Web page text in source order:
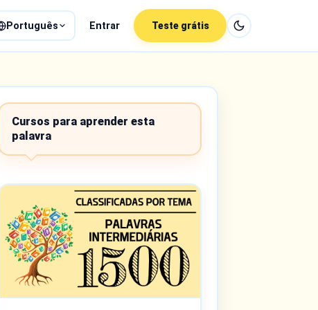
Português Entrar Teste grátis
Cursos para aprender esta
palavra